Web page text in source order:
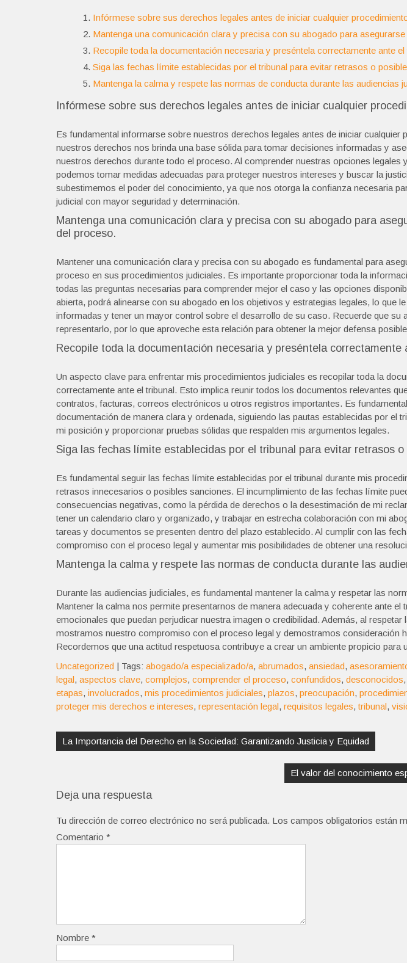
Infórmese sobre sus derechos legales antes de iniciar cualquier
Mantenga una comunicación clara y precisa con su abogado para
Recopile toda la documentación necesaria y preséntela correctamente ante el
Siga las fechas límite establecidas por el tribunal para evitar retrasos o
Mantenga la calma y respete las normas de conducta durante las audiencias
Infórmese sobre sus derechos legales antes de iniciar cualquier
Es fundamental informarse sobre nuestros derechos legales antes de iniciar cualquier
nuestros derechos nos brinda una base sólida para tomar decisiones informadas y
nuestros derechos durante todo el proceso. Al comprender nuestras opciones legales
podemos tomar medidas adecuadas para proteger nuestros intereses y buscar la
subestimemos el poder del conocimiento, ya que nos otorga la confianza necesaria
judicial con mayor seguridad y determinación.
Mantenga una comunicación clara y precisa con su abogado para
del proceso.
Mantener una comunicación clara y precisa con su abogado es fundamental para
proceso en sus procedimientos judiciales. Es importante proporcionar toda la
todas las preguntas necesarias para comprender mejor el caso y las opciones
abierta, podrá alinearse con su abogado en los objetivos y estrategias legales, lo que
informadas y tener un mayor control sobre el desarrollo de su caso. Recuerde que su
representarlo, por lo que aproveche esta relación para obtener la mejor defensa
Recopile toda la documentación necesaria y preséntela correctamente
Un aspecto clave para enfrentar mis procedimientos judiciales es recopilar toda la
correctamente ante el tribunal. Esto implica reunir todos los documentos relevantes
contratos, facturas, correos electrónicos u otros registros importantes. Es
documentación de manera clara y ordenada, siguiendo las pautas establecidas por el
mi posición y proporcionar pruebas sólidas que respalden mis argumentos legales.
Siga las fechas límite establecidas por el tribunal para evitar retrasos o
Es fundamental seguir las fechas límite establecidas por el tribunal durante mis
retrasos innecesarios o posibles sanciones. El incumplimiento de las fechas límite
consecuencias negativas, como la pérdida de derechos o la desestimación de mi
tener un calendario claro y organizado, y trabajar en estrecha colaboración con mi
tareas y documentos se presenten dentro del plazo establecido. Al cumplir con las
compromiso con el proceso legal y aumentar mis posibilidades de obtener una
Mantenga la calma y respete las normas de conducta durante las
Durante las audiencias judiciales, es fundamental mantener la calma y respetar las
Mantener la calma nos permite presentarnos de manera adecuada y coherente ante el
emocionales que puedan perjudicar nuestra imagen o credibilidad. Además, al
mostramos nuestro compromiso con el proceso legal y demostramos consideración
Recordemos que una actitud respetuosa contribuye a crear un ambiente propicio para
Uncategorized | Tags: abogado/a especializado/a, abrumados, ansiedad,
legal, aspectos clave, complejos, comprender el proceso, confundidos, desconocidos,
etapas, involucrados, mis procedimientos judiciales, plazos, preocupación,
proteger mis derechos e intereses, representación legal, requisitos legales,tribunal,
de
entradas
La Importancia del Derecho en la Sociedad: Garantizando Justicia y Equidad
El valor del conocimiento
Deja una respuesta
Tu dirección de correo electrónico no será publicada. Los campos obligatorios están
Comentario *
Nombre *